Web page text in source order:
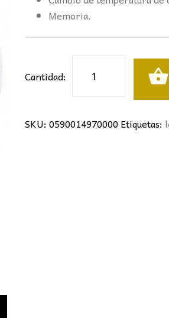
Memoria.
Cantidad:
FUST
Ø40CM
cantidad
SKU: 0590014970000Etiquetas: